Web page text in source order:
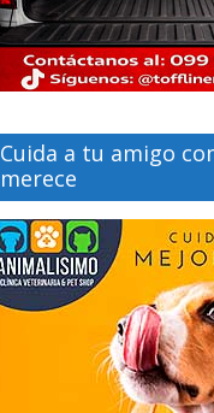
Cuida a tu amigo
merece